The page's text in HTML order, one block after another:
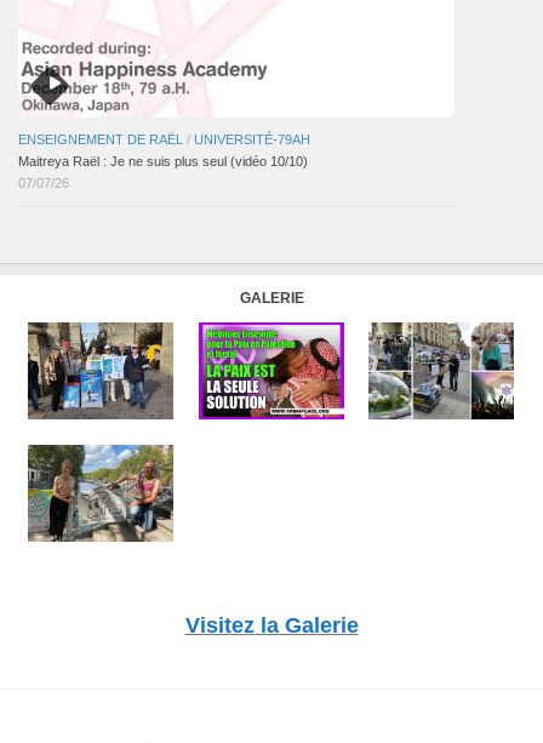
ENSEIGNEMENT DE RAËL / UNIVERSITÉ-79AH
Maitreya Raël : Je ne suis plus seul (vidéo 10/10)
07/07/26
GALERIE
Visitez la Galerie